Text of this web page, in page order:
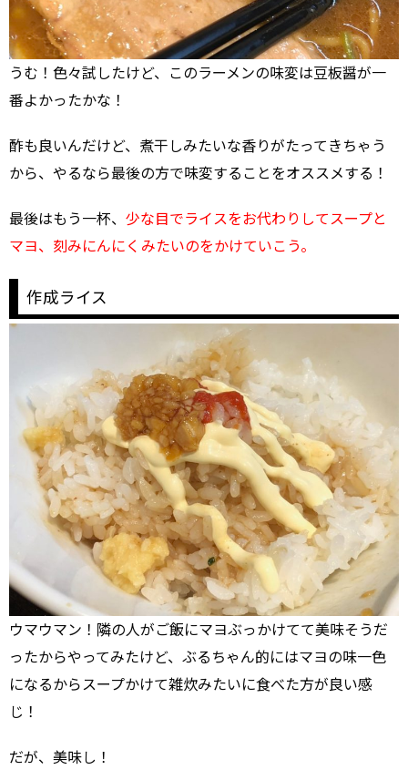
うむ！色々試したけど、このラーメンの味変は豆板醤が一
番よかったかな！
酢も良いんだけど、煮干しみたいな香りがたってきちゃう
から、やるなら最後の方で味変することをオススメする！
最後はもう一杯、 少な目でライスをお代わりしてスープと
マヨ、刻みにんにくみたいのをかけていこう。
作成ライス
ウマウマン！隣の人がご飯にマヨぶっかけてて美味そうだ
ったからやってみたけど、ぶるちゃん的にはマヨの味一色
になるからスープかけて雑炊みたいに食べた方が良い感
じ！
だが、美味し！